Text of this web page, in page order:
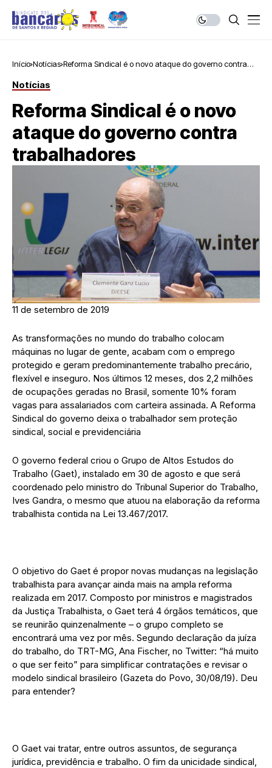
Início Notícias Reforma Sindical é o novo ataque do governo contra
Notícias
Reforma Sindical é o novo
ataque do governo contra
trabalhadores
11 de setembro de 2019
As transformações no mundo do trabalho colocam
máquinas no lugar de gente, acabam com o emprego
protegido e geram predominantemente trabalho precário,
flexível e inseguro. Nos últimos 12 meses, dos 2,2 milhões
de ocupações geradas no Brasil, somente 10% foram
vagas para assalariados com carteira assinada. A Reforma
Sindical do governo deixa o trabalhador sem proteção
sindical, social e previdenciária
O governo federal criou o Grupo de Altos Estudos do
Trabalho (Gaet), instalado em 30 de agosto e que será
coordenado pelo ministro do Tribunal Superior do Trabalho,
Ives Gandra, o mesmo que atuou na elaboração da reforma
trabalhista contida na Lei 13.467/2017.
O objetivo do Gaet é propor novas mudanças na legislação
trabalhista para avançar ainda mais na ampla reforma
realizada em 2017. Composto por ministros e magistrados
da Justiça Trabalhista, o Gaet terá 4 órgãos temáticos, que
se reunirão quinzenalmente – o grupo completo se
encontrará uma vez por mês. Segundo declaração da juíza
do trabalho, do TRT-MG, Ana Fischer, no Twitter: “há muito
o que ser feito” para simplificar contratações e revisar o
modelo sindical brasileiro (Gazeta do Povo, 30/08/19). Deu
para entender?
O Gaet vai tratar, entre outros assuntos, de segurança
jurídica, previdência e trabalho. O fim da unicidade sindical,